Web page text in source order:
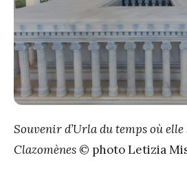
Souvenir d’Urla du temps où elle
Clazomènes © photo Letizia